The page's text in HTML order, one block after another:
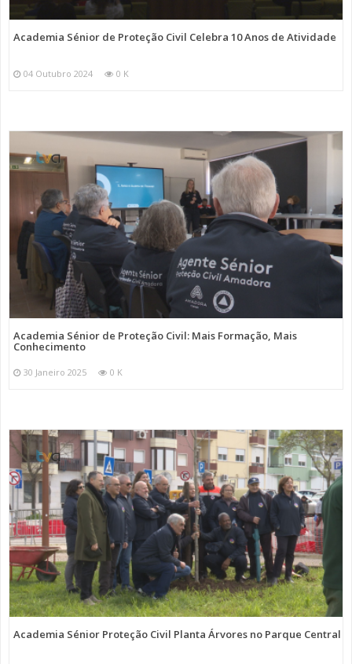
Academia Sénior de Proteção Civil Celebra 10 Anos de Atividade
04 Outubro 2024 0 K
Academia Sénior de Proteção Civil: Mais Formação, Mais
Conhecimento
30 Janeiro 2025 0 K
Academia Sénior Proteção Civil Planta Árvores no Parque Central